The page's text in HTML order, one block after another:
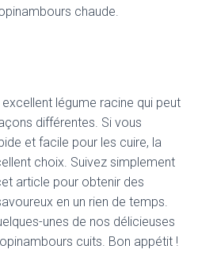
chaude.
légume racine qui peut
différentes. Si vous
et facile pour les cuire, la
choix. Suivez simplement
article pour obtenir des
en un rien de temps.
unes de nos délicieuses
cuits. Bon appétit !